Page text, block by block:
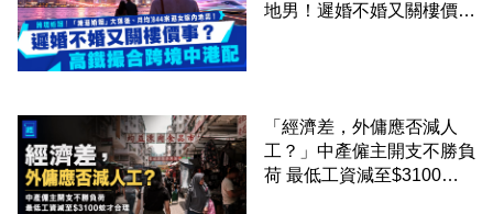
地男！遲婚不婚又關樓價
「經濟差，外傭應否減人
工？」中產僱主開支不勝負
荷 最低工資減至$3100蚊